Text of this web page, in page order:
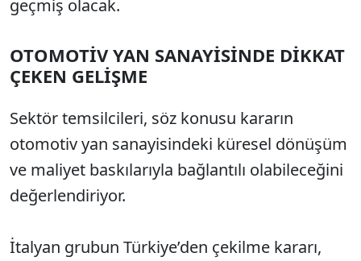
geçmiş olacak.
OTOMOTİV YAN SANAYİSİNDE DİKKAT
ÇEKEN GELİŞME
Sektör temsilcileri, söz konusu kararın
otomotiv yan sanayisindeki küresel dönüşüm
ve maliyet baskılarıyla bağlantılı olabileceğini
değerlendiriyor.
İtalyan grubun Türkiye’den çekilme kararı,